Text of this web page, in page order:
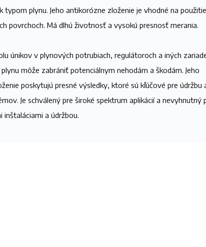
typom plynu. Jeho antikorózne zloženie je vhodné na
povrchoch. Má dlhú životnosť a vysokú presnosť merania.
únikov v plynových potrubiach, regulátoroch a iných
môže zabrániť potenciálnym nehodám a škodám. Jeho
poskytujú presné výsledky, ktoré sú kľúčové pre údržbu
Je schválený pre široké spektrum aplikácií a nevyhnutný
a údržbou.